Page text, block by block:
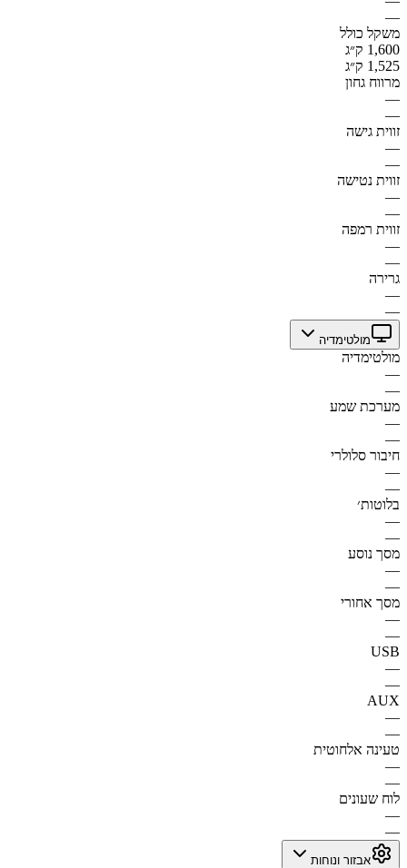
—
משקל כולל
1,600 ק״ג
1,525 ק״ג
מרווח גחון
—
—
זווית גישה
—
—
זווית נטישה
—
—
זווית רמפה
—
—
גרירה
—
—
מולטימדיה
מולטימדיה
—
—
מערכת שמע
—
—
חיבור סלולרי
—
—
בלוטות׳
—
—
מסך נוסע
—
—
מסך אחורי
—
—
USB
—
—
AUX
—
—
טעינה אלחוטית
—
—
לוח שעונים
—
—
אבזור ונוחות